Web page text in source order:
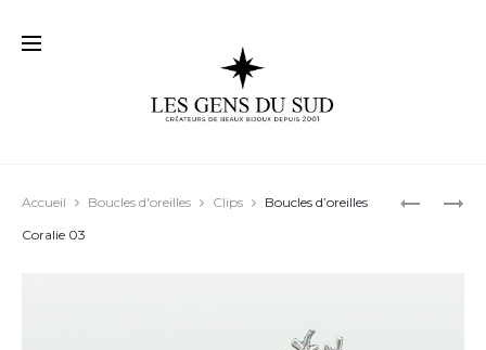
COLLIER
BOUCLES
Accueil Boucles d'oreilles Clips
Boucles d’oreilles
Coralie 03